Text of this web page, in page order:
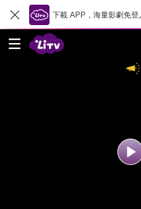
下載 APP，海量影劇免登